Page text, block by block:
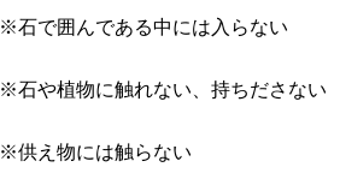
※石で囲んである中には入らない
※石や植物に触れない、持ちださない
※供え物には触らない